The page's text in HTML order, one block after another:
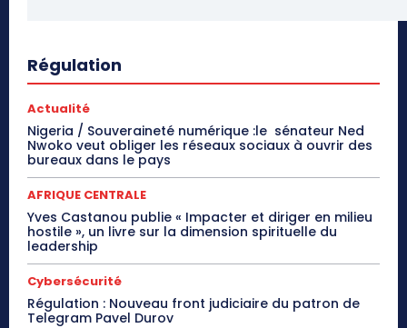
Régulation
Actualité
Nigeria / Souveraineté numérique :le sénateur Ned
Nwoko veut obliger les réseaux sociaux à ouvrir des
bureaux dans le pays
AFRIQUE CENTRALE
Yves Castanou publie « Impacter et diriger en milieu
hostile », un livre sur la dimension spirituelle du
leadership
Cybersécurité
Régulation : Nouveau front judiciaire du patron de
Telegram Pavel Durov